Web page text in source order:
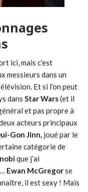
ici, mais c’est
messieurs dans un
Et si l’on peut
dans Star Wars(et il
et pas propre à
acteurs principaux
Gon Jinn, joué par le
catégorie de
que j’ai
Ewan McGregorse
il est sexy ! Mais